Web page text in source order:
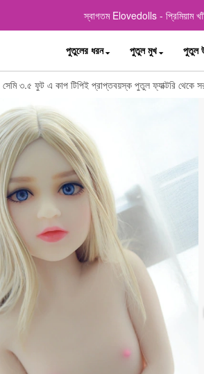
স্বাগতম Elovedolls - প্রিমিয়াম
পুতুলের ধরন পুতুল মুখ পুতুল
৩.৫ ফুট এ কাপ টিপিই প্রাপ্তবয়স্ক পুতুল ফ্যাক্টরি থেকে